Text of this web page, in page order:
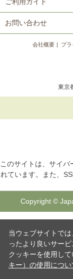
お問い合わせ
会社概要 プ
東京
このサイトは、サイバ
れています。また、
Copyright ©
当ウェブサイトで
ったより良いサービ
クッキーを使用して
キー）の使用につい